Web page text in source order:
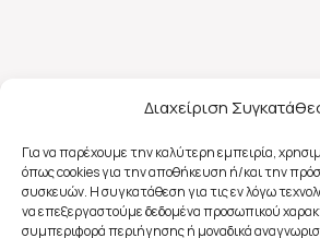
Διαχείριση
Για να παρέχουμε την καλύτερη εμπειρία,
όπως cookies για την αποθήκευση ή/και την
συσκευών. Η συγκατάθεση για τις εν λόγω
να επεξεργαστούμε δεδομένα προσωπικού
συμπεριφορά περιήγησης ή μοναδικά